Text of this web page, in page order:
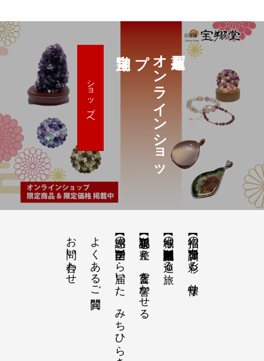
オ
ン
ラ
イ
ン
シ
ョ
ッ
プ
ショップへ
【招福の調律】日々を彩る、懐守り
【神域の系譜】神社仏閣・自然を巡る旅
【祝詞集】心を整え、言霊を響かせる
【感謝の声】全国から届いた、みちひらきの記録
よくあるご質問
お問い合わせ